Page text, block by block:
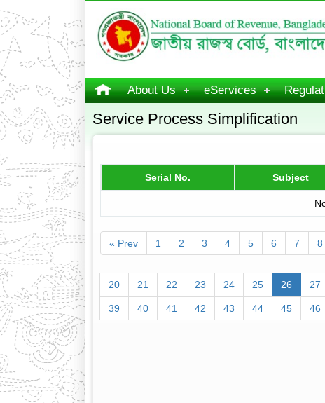
About Us eServices
Service Process Simplification
Serial No. Subject
« Prev 1 2 3 4 5 6 7 8
20 21 22 23 24 25 26 27
39 40 41 42 43 44 45 46